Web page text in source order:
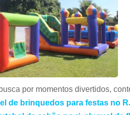
por momentos divertidos,
de brinquedos para festas no